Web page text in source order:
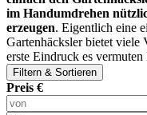
im Handumdrehen
erzeugen. Eigentlich eine
Gartenhäcksler bietet viele
erste Eindruck es vermuten
Filtern & Sortieren
Preis €